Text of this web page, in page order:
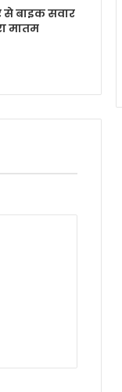
से बाइक सवार
मातम